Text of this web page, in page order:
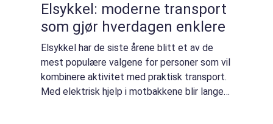
Elsykkel: moderne transport
som gjør hverdagen enklere
Elsykkel har de siste årene blitt et av de
mest populære valgene for personer som vil
kombinere aktivitet med praktisk transport.
Med elektrisk hjelp i motbakkene blir lange